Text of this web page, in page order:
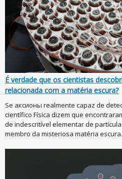
É verdade que os cientistas
relacionada com a matéria escura?
Se аксионы realmente capaz de
científico Física dizem que
de indescritível elementar de
membro da misteriosa matéria